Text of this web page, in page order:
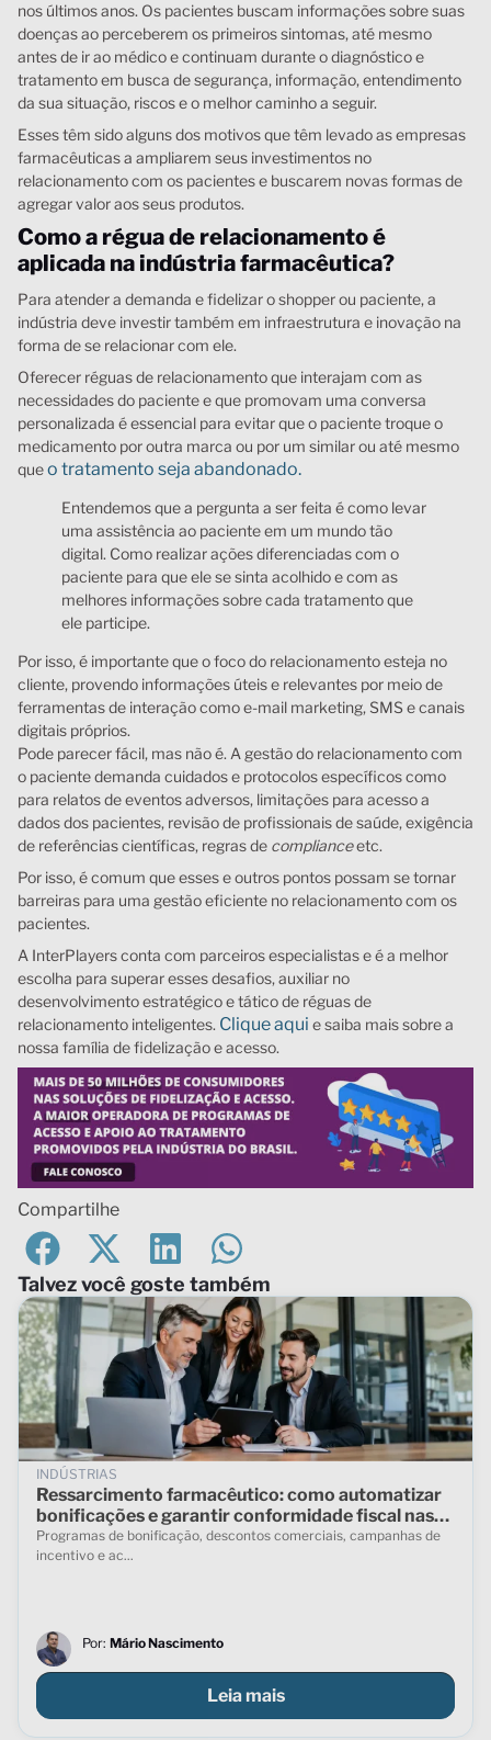
nos últimos anos. Os pacientes buscam informações sobre suas
doenças ao perceberem os primeiros sintomas, até mesmo
antes de ir ao médico e continuam durante o diagnóstico e
tratamento em busca de segurança, informação, entendimento
da sua situação, riscos e o melhor caminho a seguir.
Esses têm sido alguns dos motivos que têm levado as empresas
farmacêuticas a ampliarem seus investimentos no
relacionamento com os pacientes e buscarem novas formas de
agregar valor aos seus produtos.
Como a régua de relacionamento é
aplicada na indústria farmacêutica?
Para atender a demanda e fidelizar o shopper ou paciente, a
indústria deve investir também em infraestrutura e inovação na
forma de se relacionar com ele.
Oferecer réguas de relacionamento que interajam com as
necessidades do paciente e que promovam uma conversa
personalizada é essencial para evitar que o paciente troque o
medicamento por outra marca ou por um similar ou até mesmo
queo tratamento seja abandonado.
Entendemos que a pergunta a ser feita é como levar
uma assistência ao paciente em um mundo tão
digital. Como realizar ações diferenciadas com o
paciente para que ele se sinta acolhido e com as
melhores informações sobre cada tratamento que
ele participe.
Por isso, é importante que o foco do relacionamento esteja no
cliente, provendo informações úteis e relevantes por meio de
ferramentas de interação como e-mail marketing, SMS e canais
digitais próprios.
Pode parecer fácil, mas não é. A gestão do relacionamento com
o paciente demanda cuidados e protocolos específicos como
para relatos de eventos adversos, limitações para acesso a
dados dos pacientes, revisão de profissionais de saúde, exigência
de referências científicas, regras de complianceetc.
Por isso, é comum que esses e outros pontos possam se tornar
barreiras para uma gestão eficiente no relacionamento com os
pacientes.
A InterPlayers conta com parceiros especialistas e é a melhor
escolha para superar esses desafios, auxiliar no
desenvolvimento estratégico e tático de réguas de
relacionamento inteligentes. Clique aqui e saiba mais sobre a
nossa família de fidelização e acesso.
Compartilhe
Talvez você goste também
INDÚSTRIAS
Ressarcimento farmacêutico: como automatizar
bonificações e garantir conformidade fiscal nas
vendas indiretas
Programas de bonificação, descontos comerciais, campanhas de
incentivo e ac...
Por: Mário Nascimento
Leia mais